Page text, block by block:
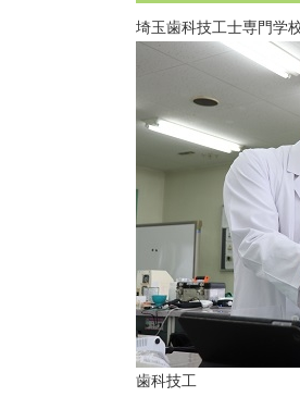
埼玉歯科技工士専門学
歯科技工